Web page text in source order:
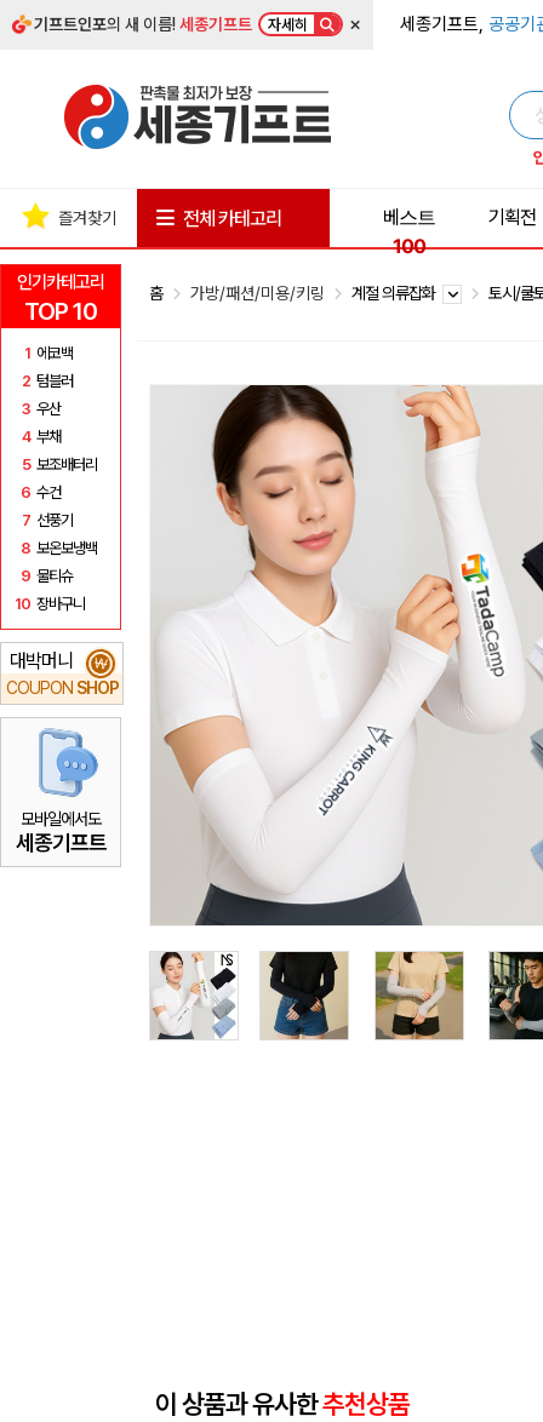
기프트인포의 새 이름!세종기프트 자세히 × 세종기프트, 공공기
인기카테고리
TOP 10
1 에코백
2 텀블러
3 우산
4 부채
5 보조배터리
6 수건
7 선풍기
8 보온보냉백
9 물티슈
10 장바구니
대박머니
COUPON SHOP
₩
모바일에서도
세종기프트
즐겨찾기 전체 카테고리
베스트
100
기획전
홈 가방/패션/미용/키링 계절 의류잡화 토시/쿨
이 상품과 유사한추천상품